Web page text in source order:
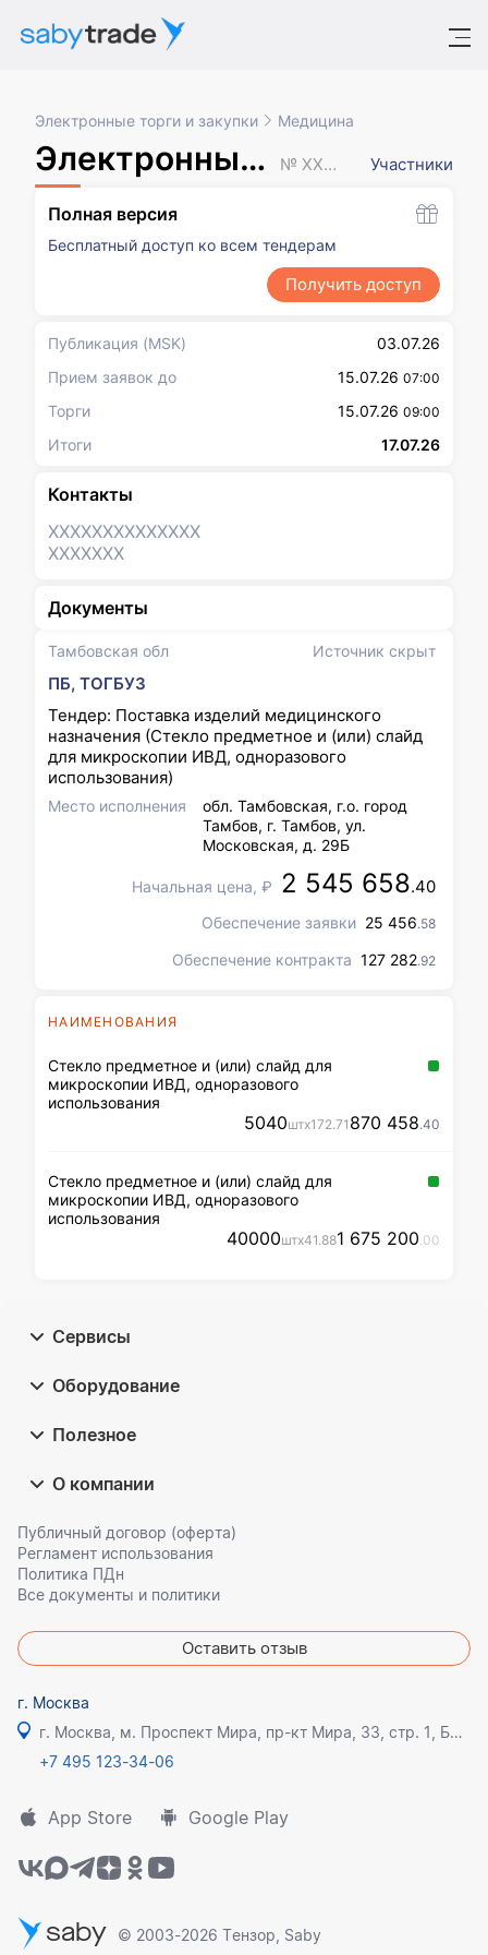
Электронные торги и закупки Медицина
Электронный аукцион № XXXXXXX Участники
Тамбовская обл Источник скрыт
ПБ, ТОГБУЗ
Тендер: Поставка изделий медицинского
назначения (Стекло предметное и (или) слайд
для микроскопии ИВД, одноразового
использования)
Место исполнения
обл. Тамбовская, г.о. город
Тамбов, г. Тамбов, ул.
Московская, д. 29Б
Начальная цена, ₽ 2 545 658.40
Обеспечение заявки 25 456.58
Обеспечение контракта 127 282.92
НАИМЕНОВАНИЯ
Стекло предметное и (или) слайд для
микроскопии ИВД, одноразового
использования
5040штx172.71 870 458.40
Стекло предметное и (или) слайд для
микроскопии ИВД, одноразового
использования
40000штx41.881 675 200.00
Полная версия
Бесплатный доступ ко всем тендерам
Получить доступ
Публикация (MSK)
03.07.26
Прием заявок до
15.07.26 07:00
Торги 15.07.26 09:00
Итоги 17.07.26
Контакты
XXXXXXXXXXXXXX
XXXXXXX
Документы
Сервисы
Оборудование
Полезное
О компании
Публичный договор (оферта)
Регламент использования
Политика ПДн
Все документы и политики
Оставить отзыв
г. Москва
г. Москва, м. Проспект Мира, пр-кт Мира, 33, стр. 1, БЦ Олимпик плаза
+7 495 123-34-06
App Store Google Play
saby © 2003-2026 Тензор, Saby